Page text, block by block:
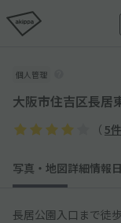
個人管理
大阪市住吉区長居
（ 5件
写真・地図詳細情報
長居公園入口まで徒